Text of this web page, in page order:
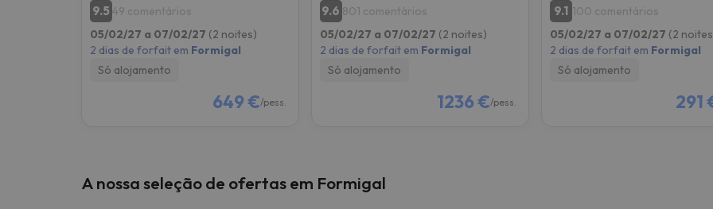
9.5 49 comentários
05/02/27 a 07/02/27 (2 noites)
2 dias de forfait em Formigal
Só alojamento
649 €/pess.
9.6 801 comentários
05/02/27 a 07/02/27 (2 noites)
2 dias de forfait em Formigal
Só alojamento
1236 €/pess.
9.1 100 comentários
05/02/27 a 07/02/27 (2
2 dias de forfait em Formigal
Só alojamento
291
A nossa seleção de ofertas em Formigal